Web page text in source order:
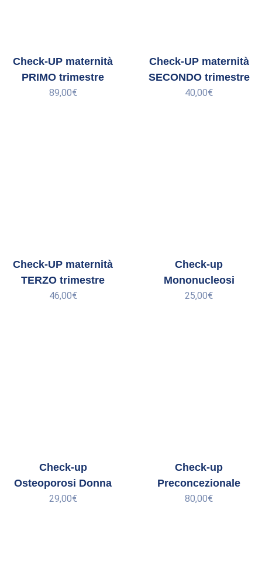
Check-UP maternità
PRIMO trimestre
89,00€
Check-UP maternità
SECONDO trimestre
40,00€
Check-UP maternità
TERZO trimestre
46,00€
Check-up
Mononucleosi
25,00€
Check-up
Osteoporosi Donna
29,00€
Check-up
Preconcezionale
80,00€